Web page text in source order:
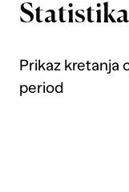
Statistika
Prikaz kretanja
period